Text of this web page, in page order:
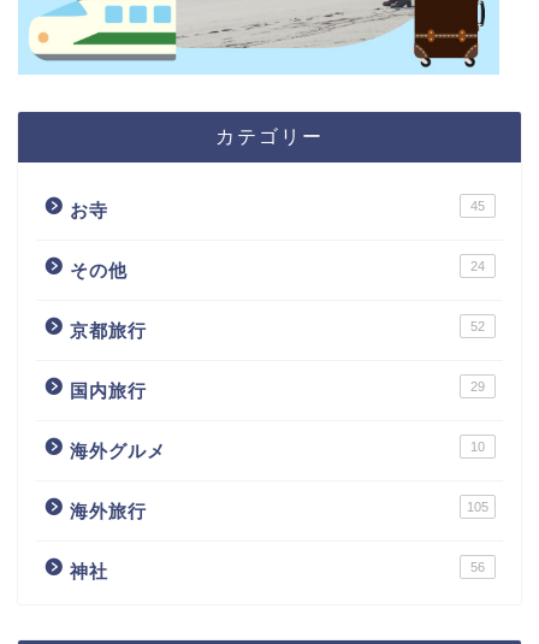
カテゴリー
お寺 45
その他 24
京都旅行 52
国内旅行 29
海外グルメ 10
海外旅行 105
神社 56